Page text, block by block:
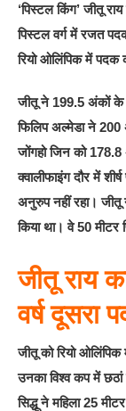
‘पिस्टल किंग’ जीतू
पिस्टल वर्ग में रजत
रियो ओलिंपिक में पदक
जीतू ने 199.5 अंकों के
फिलिप अल्मेडा ने 200
जोंगहो जिन को
क्वालीफाइंग दौर में
अनुरुप नहीं रहा। जीतू
किया था। वे 50 मीटर
जीतू राय
वर्ष दूसरा
जीतू को रियो
उनका विश्व कप में छठां
सिद्धू ने महिला 25